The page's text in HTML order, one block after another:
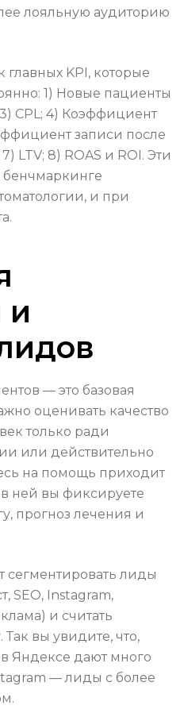
лояльную аудиторию
KPI, которые
1) Новые пациенты
3) CPL; 4) Коэффициент
записи после
LTV; 8) ROAS и ROI. Эти
и при
и
— это базовая
оценивать качество
только ради
или действительно
на помощь приходит
в ней вы фиксируете
прогноз лечения и
сегментировать лиды
SEO, Instagram,
и считать
вы увидите, что,
Яндексе дают много
— лиды с более